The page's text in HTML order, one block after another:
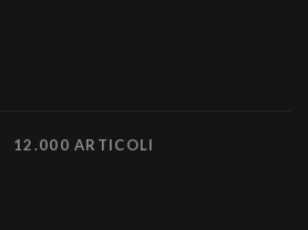
12.000 ARTICOLI